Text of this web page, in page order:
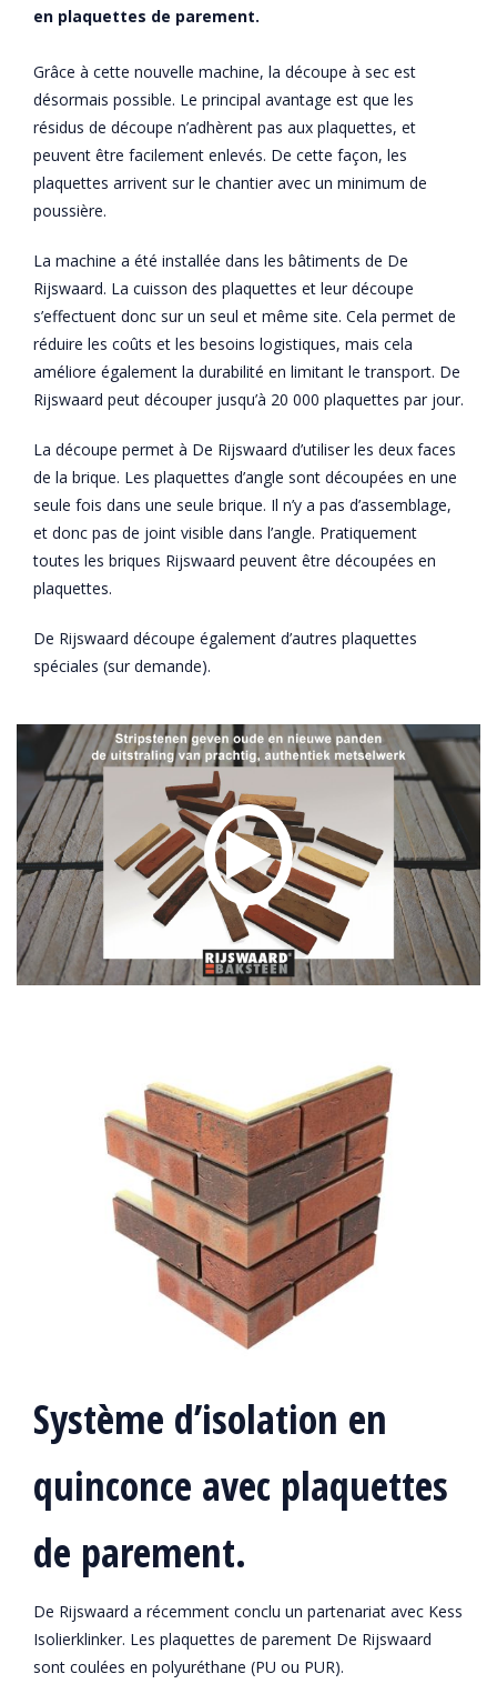
en plaquettes de parement.
Grâce à cette nouvelle machine, la découpe à sec est
désormais possible. Le principal avantage est que les
résidus de découpe n’adhèrent pas aux plaquettes, et
peuvent être facilement enlevés. De cette façon, les
plaquettes arrivent sur le chantier avec un minimum de
poussière.
La machine a été installée dans les bâtiments de De
Rijswaard. La cuisson des plaquettes et leur découpe
s’effectuent donc sur un seul et même site. Cela permet de
réduire les coûts et les besoins logistiques, mais cela
améliore également la durabilité en limitant le transport. De
Rijswaard peut découper jusqu’à 20 000 plaquettes par jour.
La découpe permet à De Rijswaard d’utiliser les deux faces
de la brique. Les plaquettes d’angle sont découpées en une
seule fois dans une seule brique. Il n’y a pas d’assemblage,
et donc pas de joint visible dans l’angle. Pratiquement
toutes les briques Rijswaard peuvent être découpées en
plaquettes.
De Rijswaard découpe également d’autres plaquettes
spéciales (sur demande).
Système d’isolation en
quinconce avec plaquettes
de parement.
De Rijswaard a récemment conclu un partenariat avec Kess
Isolierklinker. Les plaquettes de parement De Rijswaard
sont coulées en polyuréthane (PU ou PUR).